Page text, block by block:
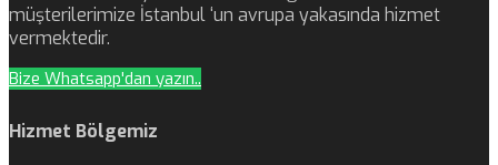
müşterilerimize İstanbul ‘un avrupa yakasında hizmet
vermektedir.
Bize Whatsapp'dan yazın..
Hizmet Bölgemiz